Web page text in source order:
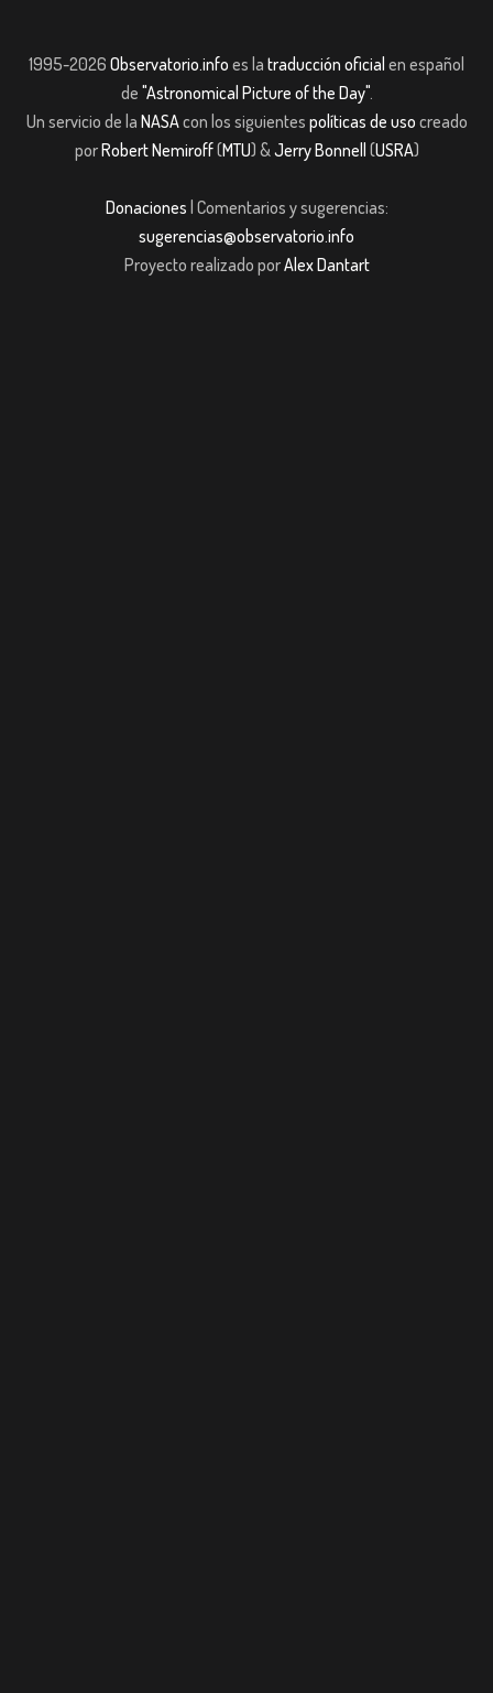
1995-2026 Observatorio.info es la traducción oficial en español
de "Astronomical Picture of the Day".
Un servicio de la NASAcon los siguientes políticas de uso creado
porRobert Nemiroff(MTU) &Jerry Bonnell (USRA)
Donaciones | Comentarios y sugerencias:
sugerencias@observatorio.info
Proyecto realizado porAlex Dantart